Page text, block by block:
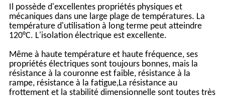
Il possède d'excellentes propriétés physiques et
mécaniques dans une large plage de températures. La
température d'utilisation à long terme peut atteindre
120°C. L'isolation électrique est excellente.
Même à haute température et haute fréquence, ses
propriétés électriques sont toujours bonnes, mais la
résistance à la couronne est faible, résistance à la
rampe, résistance à la fatigue,La résistance au
frottement et la stabilité dimensionnelle sont toutes très